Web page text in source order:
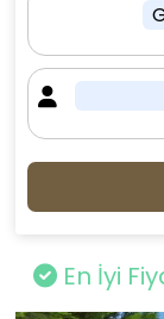
En İyi